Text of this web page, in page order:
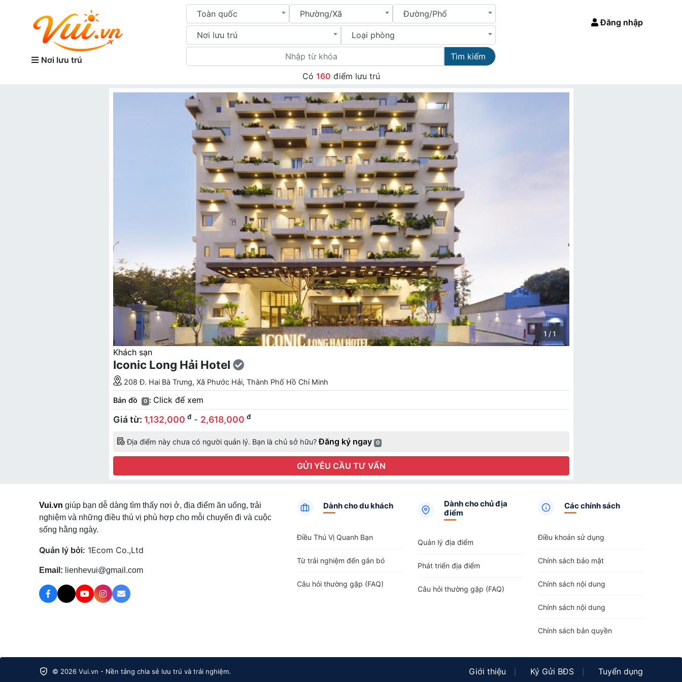
Nơi lưu trú
Toàn quốc Phường/Xã Đường/Phố
Nơi lưu trú Loại phòng
Tìm kiếm
Đăng nhập
Có 160 điểm lưu trú
1 / 1
Khách sạn
Iconic Long Hải Hotel
208 Đ. Hai Bà Trưng, Xã Phước Hải, Thành Phố Hồ Chí Minh
Bản đồ 0 : Click để xem
Giá từ: 1,132,000 đ - 2,618,000 đ
Địa điểm này chưa có người quản lý. Bạn là chủ sở hữu?Đăng ký ngay 0
GỬI YÊU CẦU TƯ VẤN
Vui.vn giúp bạn dễ dàng tìm thấy nơi ở, địa điểm ăn uống, trải
nghiệm và những điều thú vị phù hợp cho mỗi chuyến đi và cuộc
sống hằng ngày.
Quản lý bởi: 1Ecom Co.,Ltd
Email: lienhevui@gmail.com
Dành cho du khách
Điều Thú Vị Quanh Bạn
Từ trải nghiệm đến gắn bó
Câu hỏi thường gặp (FAQ)
Dành cho chủ địa
điểm
Quản lý địa điểm
Phát triển địa điểm
Câu hỏi thường gặp (FAQ)
Các chính sách
Điều khoản sử dụng
Chính sách bảo mật
Chính sách nội dung
Chính sách nội dung
Chính sách bản quyền
© 2026 Vui.vn - Nền tảng chia sẻ lưu trú và trải nghiệm. Giới thiệu Ký Gửi BĐS Tuyển dụng